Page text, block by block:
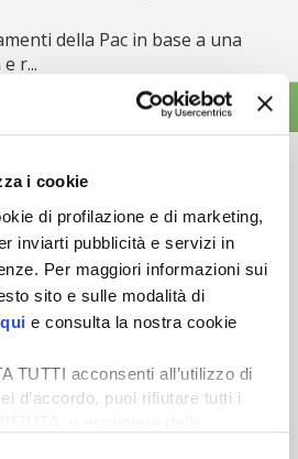
i cookie
di profilazione e di marketing,
inviarti pubblicità e servizi in
Per maggiori informazioni sui
sito e sulle modalità di
e consulta la nostra cookie
TUTTI acconsenti all’utilizzo di
d’accordo, puoi rifiutare tutti i
della Pac in base a una
r...
di alta qualità. Tagliato sulle tue
esigenze.